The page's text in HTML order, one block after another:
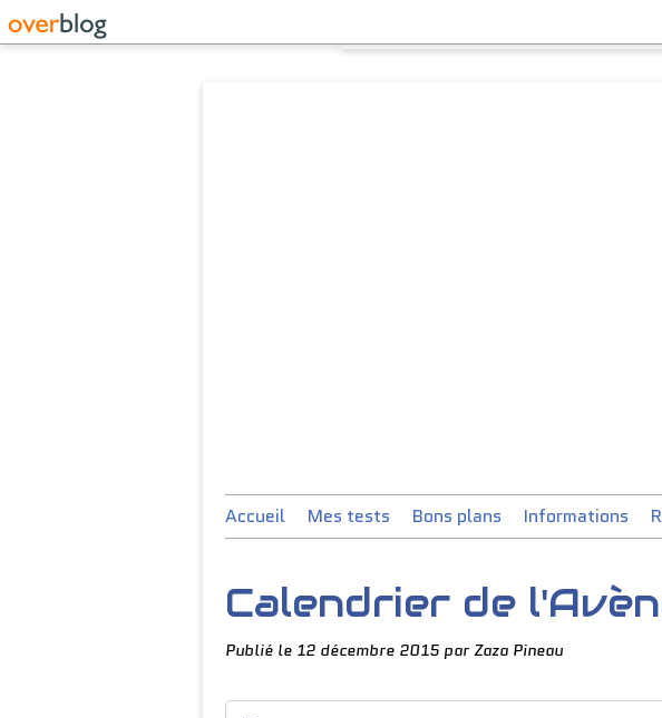
Accueil Mes tests Bons plans Informations
Calendrier de
Publié le 12 décembre 2015 par Zaza Pineau